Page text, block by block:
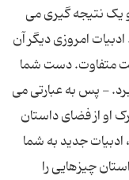
یک نتیجه گیری می
امروزی دیگر آن
متفاوت. دست شما
- پس به عبارتی می
او از فضای داستان
جدید به شما
چیزهایی را